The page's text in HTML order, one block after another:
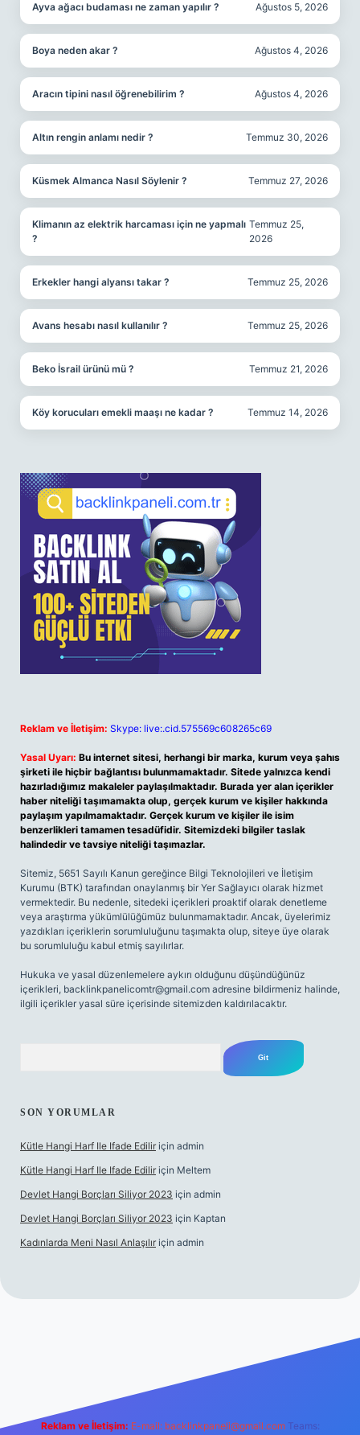
Ayva ağacı budaması ne zaman yapılır ? Ağustos 5, 2026
Boya neden akar ? Ağustos 4, 2026
Aracın tipini nasıl öğrenebilirim ? Ağustos 4, 2026
Altın rengin anlamı nedir ? Temmuz 30, 2026
Küsmek Almanca Nasıl Söylenir ? Temmuz 27, 2026
Klimanın az elektrik harcaması için ne yapmalı
?
Temmuz 25,
2026
Erkekler hangi alyansı takar ? Temmuz 25, 2026
Avans hesabı nasıl kullanılır ? Temmuz 25, 2026
Beko İsrail ürünü mü ? Temmuz 21, 2026
Köy korucuları emekli maaşı ne kadar ? Temmuz 14, 2026
Reklam ve İletişim: Skype: live:.cid.575569c608265c69
Yasal Uyarı: Bu internet sitesi, herhangi bir marka, kurum veya şahıs
şirketi ile hiçbir bağlantısı bulunmamaktadır. Sitede yalnızca kendi
hazırladığımız makaleler paylaşılmaktadır. Burada yer alan içerikler
haber niteliği taşımamakta olup, gerçek kurum ve kişiler hakkında
paylaşım yapılmamaktadır. Gerçek kurum ve kişiler ile isim
benzerlikleri tamamen tesadüfidir. Sitemizdeki bilgiler taslak
halindedir ve tavsiye niteliği taşımazlar.
Sitemiz, 5651 Sayılı Kanun gereğince Bilgi Teknolojileri ve İletişim
Kurumu (BTK) tarafından onaylanmış bir Yer Sağlayıcı olarak hizmet
vermektedir. Bu nedenle, sitedeki içerikleri proaktif olarak denetleme
veya araştırma yükümlülüğümüz bulunmamaktadır. Ancak, üyelerimiz
yazdıkları içeriklerin sorumluluğunu taşımakta olup, siteye üye olarak
bu sorumluluğu kabul etmiş sayılırlar.
Hukuka ve yasal düzenlemelere aykırı olduğunu düşündüğünüz
içerikleri, backlinkpanelicomtr@gmail.com adresine bildirmeniz halinde,
ilgili içerikler yasal süre içerisinde sitemizden kaldırılacaktır.
SON YORUMLAR
Kütle Hangi Harf Ile Ifade Edilir için admin
Kütle Hangi Harf Ile Ifade Edilir için Meltem
Devlet Hangi Borçları Siliyor 2023 için admin
Devlet Hangi Borçları Siliyor 2023 için Kaptan
Kadınlarda Meni Nasıl Anlaşılır için admin
Betexper giriş adresi
Reklam ve İletişim: E-mail: backlinkpaneli@gmail.com Teams: